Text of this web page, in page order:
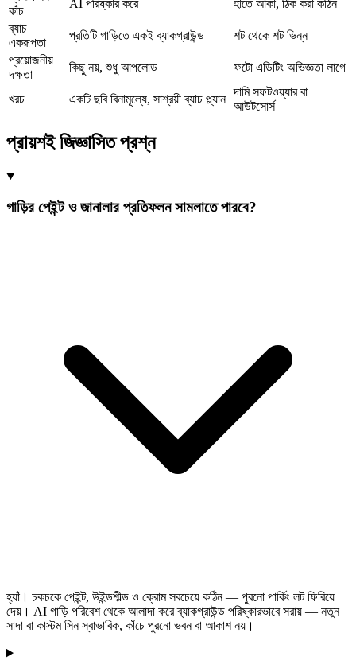
কাঁচ
AI পরিষ্কার করে
হাতে আঁকা, ঠিক করা কঠিন
ব্যাচ
একরূপতা
প্রতিটি গাড়িতে একই ব্যাকগ্রাউন্ড
শট থেকে শট ভিন্ন
প্রয়োজনীয়
দক্ষতা
কিছু নয়, শুধু আপলোড ফটো এডিটিং অভিজ্ঞতা লাগে
খরচ একটি ছবি বিনামূল্যে, সাশ্রয়ী ব্যাচ প্ল্যান
দামি সফটওয়্যার বা
আউটসোর্স
প্রায়শই জিজ্ঞাসিত প্রশ্ন
গাড়ির পেইন্ট ও জানালার প্রতিফলন সামলাতে পারবে?
হ্যাঁ। চকচকে পেইন্ট, উইন্ডশীল্ড ও ক্রোম সবচেয়ে কঠিন — পুরনো পার্কিং লট ফিরিয়ে
দেয়। AI গাড়ি পরিবেশ থেকে আলাদা করে ব্যাকগ্রাউন্ড পরিষ্কারভাবে সরায় — নতুন
সাদা বা কাস্টম সিন স্বাভাবিক, কাঁচে পুরনো ভবন বা আকাশ নয়।